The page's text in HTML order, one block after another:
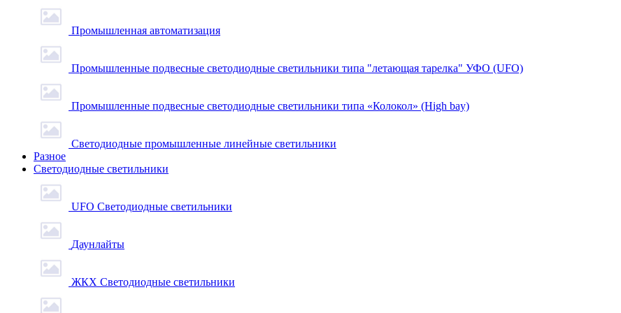
Промышленная автоматизация
Промышленные подвесные cветодиодные светильники типа "летающая тарелка" УФО (UFO)
Промышленные подвесные cветодиодные светильники типа «Колокол» (High bay)
Светодиодные промышленные линейные светильники
Разное
Светодиодные светильники
UFO Светодиодные светильники
Даунлайты
ЖКХ Светодиодные светильники